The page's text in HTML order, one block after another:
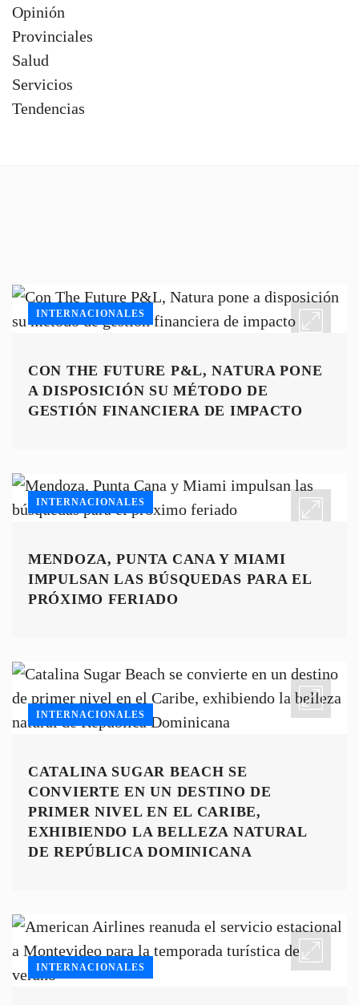
Opinión
Provinciales
Salud
Servicios
Tendencias
INTERNACIONALES
CON THE FUTURE P&L, NATURA PONE
A DISPOSICIÓN SU MÉTODO DE
GESTIÓN FINANCIERA DE IMPACTO
INTERNACIONALES
MENDOZA, PUNTA CANA Y MIAMI
IMPULSAN LAS BÚSQUEDAS PARA EL
PRÓXIMO FERIADO
INTERNACIONALES
CATALINA SUGAR BEACH SE
CONVIERTE EN UN DESTINO DE
PRIMER NIVEL EN EL CARIBE,
EXHIBIENDO LA BELLEZA NATURAL
DE REPÚBLICA DOMINICANA
INTERNACIONALES